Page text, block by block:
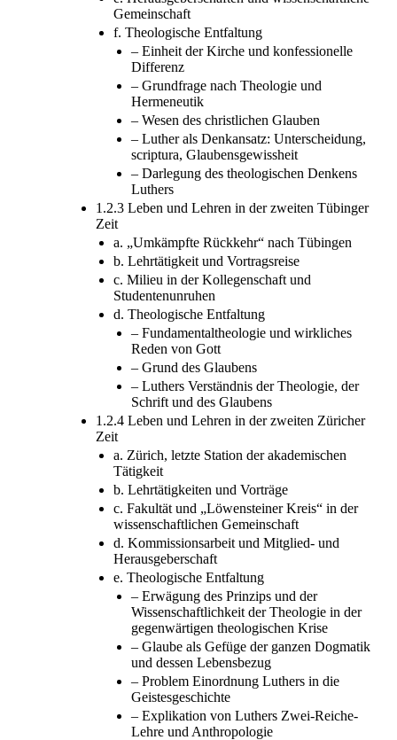
Gemeinschaft
f. Theologische Entfaltung
– Einheit der Kirche und konfessionelle
Differenz
– Grundfrage nach Theologie und
Hermeneutik
– Wesen des christlichen Glauben
– Luther als Denkansatz: Unterscheidung,
scriptura, Glaubensgewissheit
– Darlegung des theologischen Denkens
Luthers
1.2.3 Leben und Lehren in der zweiten Tübinger
Zeit
a. „Umkämpfte Rückkehr“ nach Tübingen
b. Lehrtätigkeit und Vortragsreise
c. Milieu in der Kollegenschaft und
Studentenunruhen
d. Theologische Entfaltung
– Fundamentaltheologie und wirkliches
Reden von Gott
– Grund des Glaubens
– Luthers Verständnis der Theologie, der
Schrift und des Glaubens
1.2.4 Leben und Lehren in der zweiten Züricher
Zeit
a. Zürich, letzte Station der akademischen
Tätigkeit
b. Lehrtätigkeiten und Vorträge
c. Fakultät und „Löwensteiner Kreis“ in der
wissenschaftlichen Gemeinschaft
d. Kommissionsarbeit und Mitglied- und
Herausgeberschaft
e. Theologische Entfaltung
– Erwägung des Prinzips und der
Wissenschaftlichkeit der Theologie in der
gegenwärtigen theologischen Krise
– Glaube als Gefüge der ganzen Dogmatik
und dessen Lebensbezug
– Problem Einordnung Luthers in die
Geistesgeschichte
– Explikation von Luthers Zwei-Reiche-
Lehre und Anthropologie